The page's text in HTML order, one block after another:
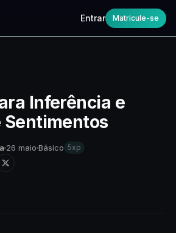
Entrar Matricule-se
Inferência e
Sentimentos
26 maio Básico 5xp